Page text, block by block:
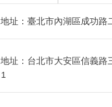
地址：臺北市內湖區成功路
地址：台北市大安區信義路
1